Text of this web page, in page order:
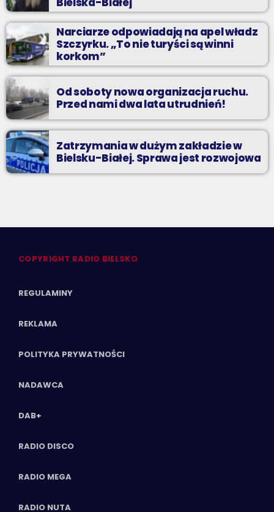
Narciarze odpowiadają na apel władz
Szczyrku. „To nie turyści są winni
korkom”
Od soboty nowa organizacja ruchu.
Przed nami dwa lata utrudnień!
Zatrzymania w dużym zakładzie w
Bielsku-Białej. Sprawa jest rozwojowa
COPYRIGHT RADIO BIELSKO
REGULAMINY
REKLAMA
POLITYKA PRYWATNOŚCI
NADAWCA
DAB+
RADIO DISCO
RADIO MEGA
RADIO NUTA